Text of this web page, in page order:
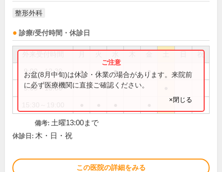
整形外科
診療/受付時間・休診日
祝
9:00～12:30 ● ● ● ●
9:00～13:00
お盆(8月中旬)は休診・休業の場合があります。来院前
に必ず医療機関に直接ご確認ください。
×閉じる
備考: 土曜13:00まで
休診日: 木・日・祝
この医院の詳細をみる